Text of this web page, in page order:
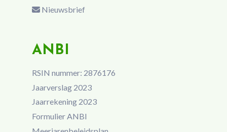
Nieuwsbrief
ANBI
RSIN nummer: 2876176
Jaarverslag 2023
Jaarrekening 2023
Formulier ANBI